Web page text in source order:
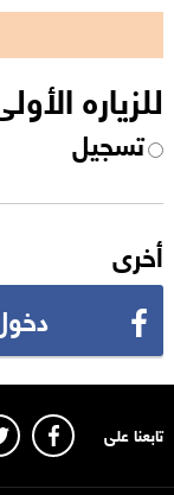
للزياره
تسجيل
أخرى
تابعنا على